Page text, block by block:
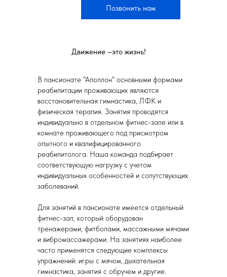
Позвонить нам
В пансионате "Аполлон" основными формами
реабилитации проживающих являются
восстановительная гимнастика, ЛФК и
физическая терапия. Занятия проводятся
индивидуально в отдельном фитнес-зале или в
комнате проживающего под присмотром
опытного и квалифицированного
реабилитолога. Наша команда подбирает
соответствующую нагрузку с учетом
индивидуальных особенностей и сопутствующих
заболеваний.
Для занятий в пансионате имеется отдельный
фитнес-зал, который оборудован
тренажерами, фитболами, массажными мячами
и вибромассажерами. На занятиях наиболее
часто применятся следующие комплексы
упражнений: игры с мячом, дыхательная
гимнастика, занятия с обручем и другие.
Движение –это жизнь!